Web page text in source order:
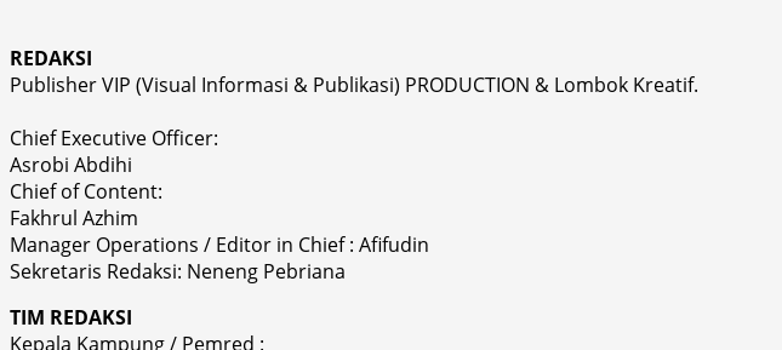
REDAKSI
Publisher VIP (Visual Informasi & Publikasi) PRODUCTION & Lombok Kreatif.
Chief Executive Officer:
Asrobi Abdihi
Chief of Content:
Fakhrul Azhim
Manager Operations / Editor in Chief : Afifudin
Sekretaris Redaksi: Neneng Pebriana
TIM REDAKSI
Kepala Kampung / Pemred :